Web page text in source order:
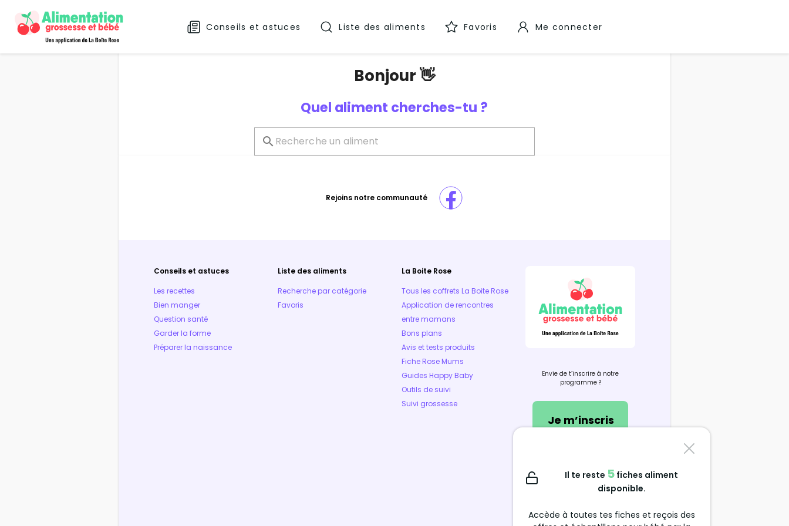
Conseils et astuces Liste des aliments Favoris Me connecter
Bonjour 👋
Quel aliment cherches-tu ?
Rejoins notre communauté
Conseils et astuces
Les recettes
Bien manger
Question santé
Garder la forme
Préparer la naissance
Liste des aliments
Recherche par catégorie
Favoris
La Boite Rose
Tous les coffrets La Boite Rose
Application de rencontres
entre mamans
Bons plans
Avis et tests produits
Fiche Rose Mums
Guides Happy Baby
Outils de suivi
Suivi grossesse
Envie de t’inscrire à notre
programme ?
Je m’inscris
support@alimentation-
Il te reste 5 fiches aliment
disponible.
Accède à toutes tes fiches et reçois des